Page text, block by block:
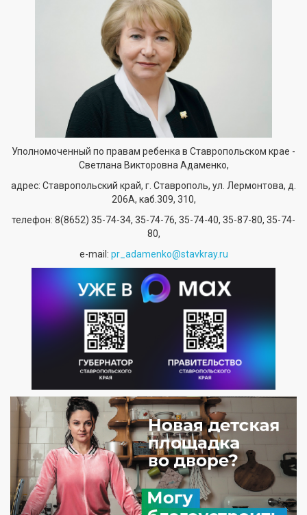
Уполномоченный по правам ребенка в Ставропольском крае -
Светлана Викторовна Адаменко,
адрес: Ставропольский край, г. Ставрополь, ул. Лермонтова, д.
206А, каб.309, 310,
телефон: 8(8652) 35-74-34, 35-74-76, 35-74-40, 35-87-80, 35-74-
80,
е-mail: pr_adamenko@stavkray.ru